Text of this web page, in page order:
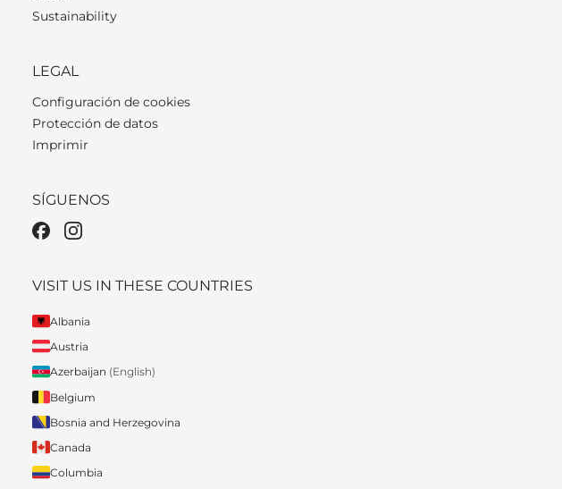
Sustainability
LEGAL
Configuración de cookies
Protección de datos
Imprimir
SÍGUENOS
VISIT US IN THESE COUNTRIES
Albania
Austria
Azerbaijan (English)
Belgium
Bosnia and Herzegovina
Canada
Columbia